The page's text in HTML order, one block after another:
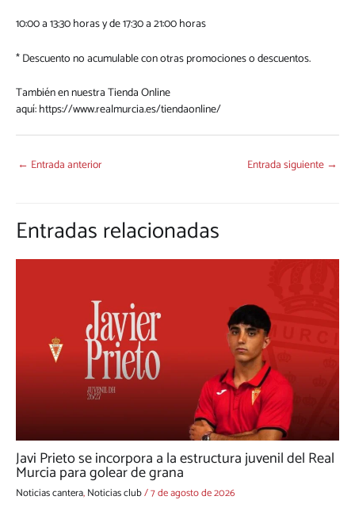
10:00 a 13:30 horas y de 17:30 a 21:00 horas
* Descuento no acumulable con otras promociones o descuentos.
También en nuestra Tienda Online
aquí:https://www.realmurcia.es/tiendaonline/
← Entrada anterior Entrada siguiente →
Entradas relacionadas
Javi Prieto se incorpora a la estructura juvenil del Real
Murcia para golear de grana
Noticias cantera,Noticias club/7 de agosto de 2026